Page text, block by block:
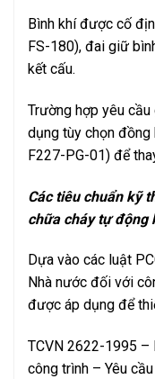
Bình khí được cố
FS-180), đai giữ
kết cấu.
Trường hợp yêu
dụng tùy chọn
F227-PG-01) để
Các tiêu chuẩn kỹ
chữa cháy tự động
Dựa vào các luật
Nhà n­­ước đối với
được áp dụng để
TCVN 2622-1995 –
công trình – Yêu